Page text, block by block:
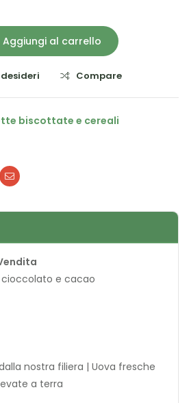
Aggiungi al carrello
Compare
biscottate e cereali
Email
e cacao
nostra filiera | Uova fresche
a terra